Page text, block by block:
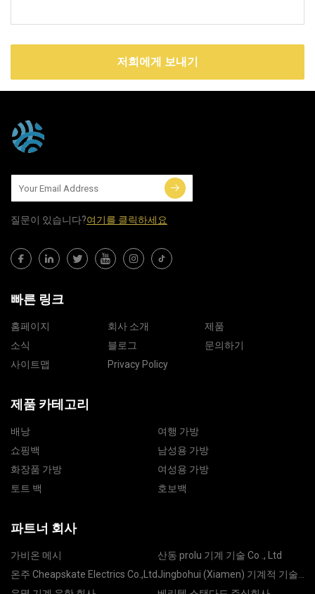
저희에게 보내기
질문이 있습니다?여기를 클릭하세요
빠른 링크
홈페이지 회사 소개
제품
소식
블로그
문의하기
사이트맵
Privacy Policy
제품 카테고리
배낭
여행 가방
쇼핑백
남성용 가방
화장품 가방
여성용 가방
토트 백
호보백
파트너 회사
가비온 메시
산동 prolu 기계 기술 Co ., Ltd
온주 Cheapskate Electrics Co.,LtdJingbohui (Xiamen) 기계적 기술
Co ., Ltd